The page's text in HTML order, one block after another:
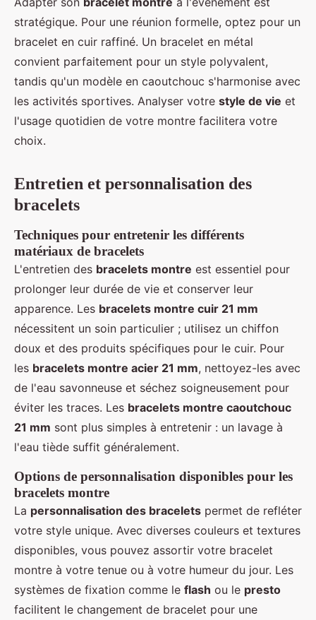
stratégique. Pour une réunion formelle, optez pour un
bracelet en cuir raffiné. Un bracelet en métal
convient parfaitement pour un style polyvalent,
tandis qu'un modèle en caoutchouc s'harmonise avec
les activités sportives. Analyser votre style de vie et
l'usage quotidien de votre montre facilitera votre
choix.
Entretien et personnalisation des
bracelets
Techniques pour entretenir les différents
matériaux de bracelets
L'entretien des bracelets montre est essentiel pour
prolonger leur durée de vie et conserver leur
apparence. Les bracelets montre cuir 21 mm
nécessitent un soin particulier ; utilisez un chiffon
doux et des produits spécifiques pour le cuir. Pour
les bracelets montre acier 21 mm, nettoyez-les avec
de l'eau savonneuse et séchez soigneusement pour
éviter les traces. Les bracelets montre caoutchouc
21 mm sont plus simples à entretenir : un lavage à
l'eau tiède suffit généralement.
Options de personnalisation disponibles pour les
bracelets montre
La personnalisation des bracelets permet de refléter
votre style unique. Avec diverses couleurs et textures
disponibles, vous pouvez assortir votre bracelet
montre à votre tenue ou à votre humeur du jour. Les
systèmes de fixation comme le flash ou le presto
facilitent le changement de bracelet pour une